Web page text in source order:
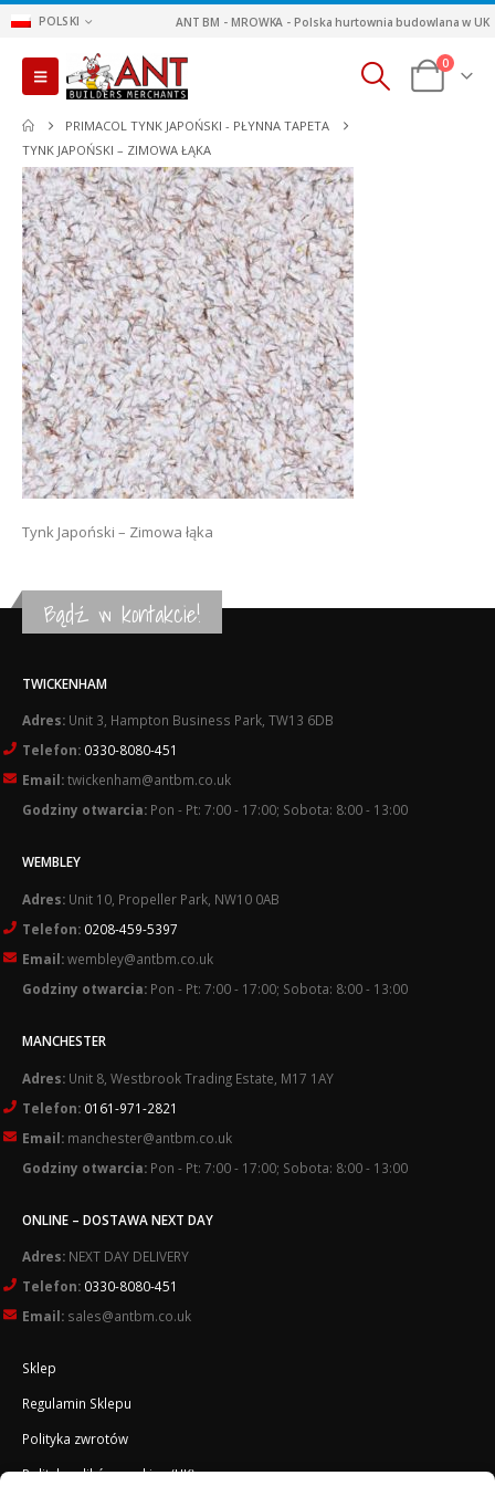
POLSKI ANT BM - MROWKA - Polska hurtownia budowlana w UK
0
PRIMACOL TYNK JAPOŃSKI - PŁYNNA TAPETA
TYNK JAPOŃSKI – ZIMOWA ŁĄKA
Tynk Japoński – Zimowa łąka
Bądź w kontakcie!
TWICKENHAM
Adres: Unit 3, Hampton Business Park, TW13 6DB
Telefon: 0330-8080-451
Email:twickenham@antbm.co.uk
Godziny otwarcia: Pon - Pt: 7:00 - 17:00; Sobota: 8:00 - 13:00
WEMBLEY
Adres: Unit 10, Propeller Park, NW10 0AB
Telefon: 0208-459-5397
Email:wembley@antbm.co.uk
Godziny otwarcia: Pon - Pt: 7:00 - 17:00; Sobota: 8:00 - 13:00
MANCHESTER
Adres: Unit 8, Westbrook Trading Estate, M17 1AY
Telefon: 0161-971-2821
Email: manchester@antbm.co.uk
Godziny otwarcia: Pon - Pt: 7:00 - 17:00; Sobota: 8:00 - 13:00
ONLINE – DOSTAWA NEXT DAY
Adres: NEXT DAY DELIVERY
Telefon: 0330-8080-451
Email: sales@antbm.co.uk
Sklep
Regulamin Sklepu
Polityka zwrotów
Polityka plików cookies (UK)